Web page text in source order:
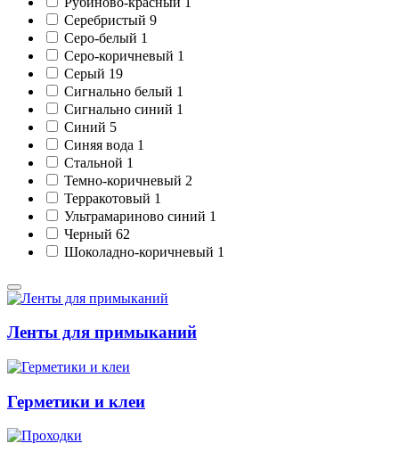
Серебристый 9
Серо-белый 1
Серо-коричневый 1
Серый 19
Сигнально белый 1
Сигнально синий 1
Синий 5
Синяя вода 1
Стальной 1
Темно-коричневый 2
Терракотовый 1
Ультрамариново синий 1
Черный 62
Шоколадно-коричневый 1
Ленты для примыканий
Герметики и клеи